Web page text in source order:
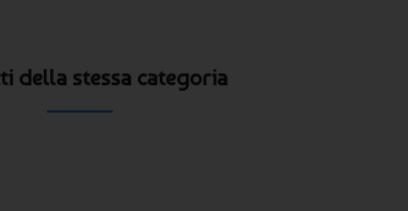
della stessa categoria